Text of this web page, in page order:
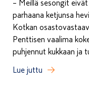
– Meillä sesongit
parhaana ketjunsa
Kotkan
Penttisen vaalima
puhjennut kukkaan ja
Lue juttu